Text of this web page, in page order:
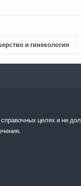
и гинекология
целях и не